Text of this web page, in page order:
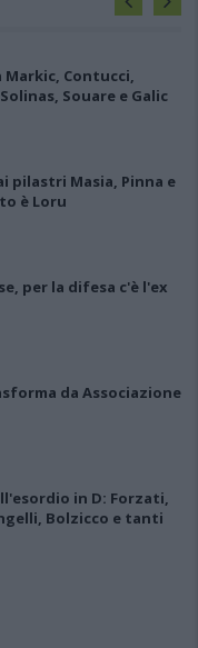
Markic, Contucci,
Souare e Galic
pilastri Masia, Pinna e
è Loru
per la difesa c'è l'ex
da Associazione
in D: Forzati,
Bolzicco e tanti